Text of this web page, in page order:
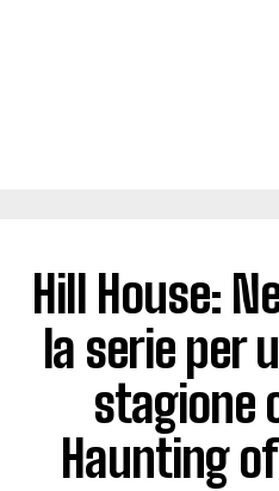
Hill House:
la serie per
stagione
Haunting